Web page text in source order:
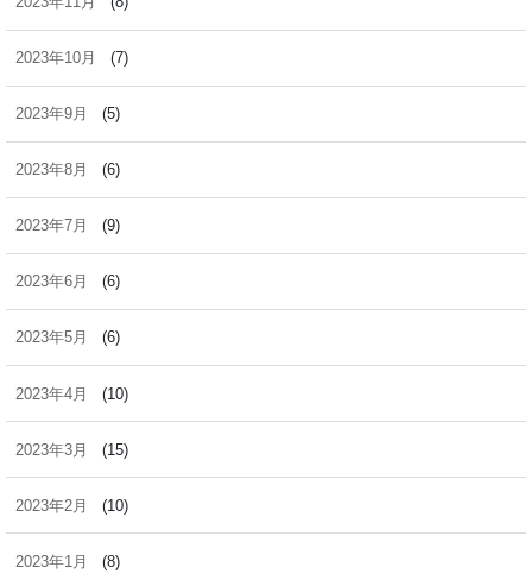
2023年10月 (7)
2023年9月 (5)
2023年8月 (6)
2023年7月 (9)
2023年6月 (6)
2023年5月 (6)
2023年4月 (10)
2023年3月 (15)
2023年2月 (10)
2023年1月 (8)